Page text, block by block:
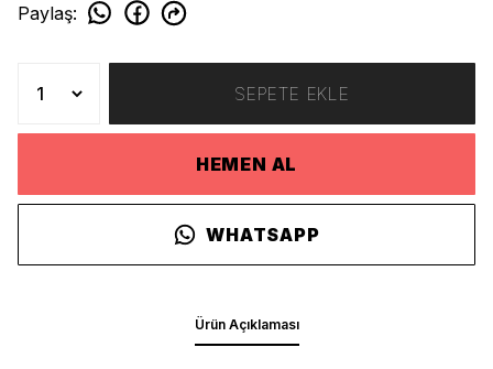
Paylaş:
SEPETE EKLE
HEMEN AL
WHATSAPP
Ürün Açıklaması